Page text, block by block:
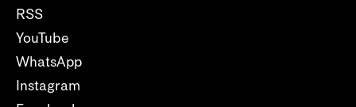
RSS
YouTube
WhatsApp
Instagram